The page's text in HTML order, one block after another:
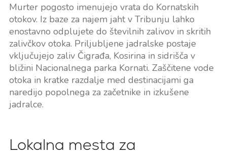
Murter pogosto imenujejo vrata do Kornatskih
otokov. Iz baze za najem jaht v Tribunju lahko
enostavno odplujete do številnih zalivov in skritih
zalivčkov otoka. Priljubljene jadralske postaje
vključujejo zaliv Čigrađa, Kosirina in sidrišča v
bližini Nacionalnega parka Kornati. Zaščitene vode
otoka in kratke razdalje med destinacijami ga
naredijo popolnega za začetnike in izkušene
jadralce.
Lokalna mesta za